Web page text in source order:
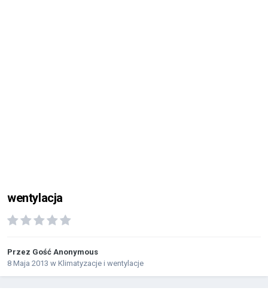
wentylacja
Przez Gość Anonymous
8 Maja 2013 w Klimatyzacje i wentylacje